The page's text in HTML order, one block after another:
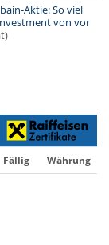
Aktie: So viel
von vor
Fällig Währung